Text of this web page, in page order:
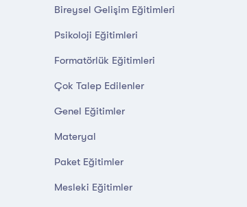
Bireysel Gelişim Eğitimleri
Psikoloji Eğitimleri
Formatörlük Eğitimleri
Çok Talep Edilenler
Genel Eğitimler
Materyal
Paket Eğitimler
Mesleki Eğitimler